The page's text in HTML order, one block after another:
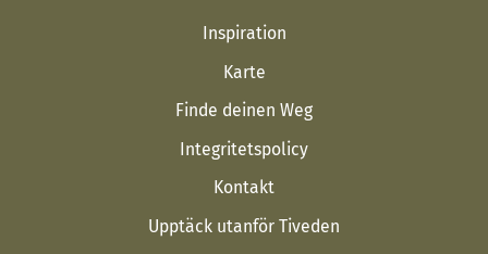
Inspiration
Karte
Finde deinen Weg
Integritetspolicy
Kontakt
Upptäck utanför Tiveden